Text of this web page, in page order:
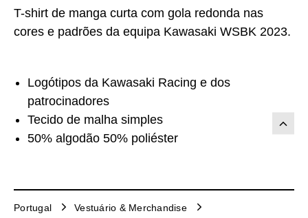
T-shirt de manga curta com gola redonda nas
cores e padrões da equipa Kawasaki WSBK 2023.
Logótipos da Kawasaki Racing e dos
patrocinadores
Tecido de malha simples
50% algodão 50% poliéster
Portugal
Vestuário & Merchandise